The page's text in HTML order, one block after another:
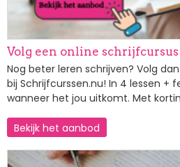
Volg een online schrijfcursus
Nog beter leren schrijven? Volg
bij Schrijfcurssen.nu! In 4 lessen +
wanneer het jou uitkomt. Met
Bekijk het aanbod
Afbeelding